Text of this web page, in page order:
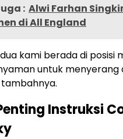
: Alwi Farhan
di All England
kami berada di posisi
untuk menyerang
tambahnya.
Instruksi